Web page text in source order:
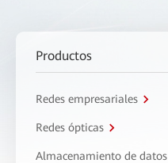
Productos
Redes empresariales
Redes ópticas
Almacenamiento de datos